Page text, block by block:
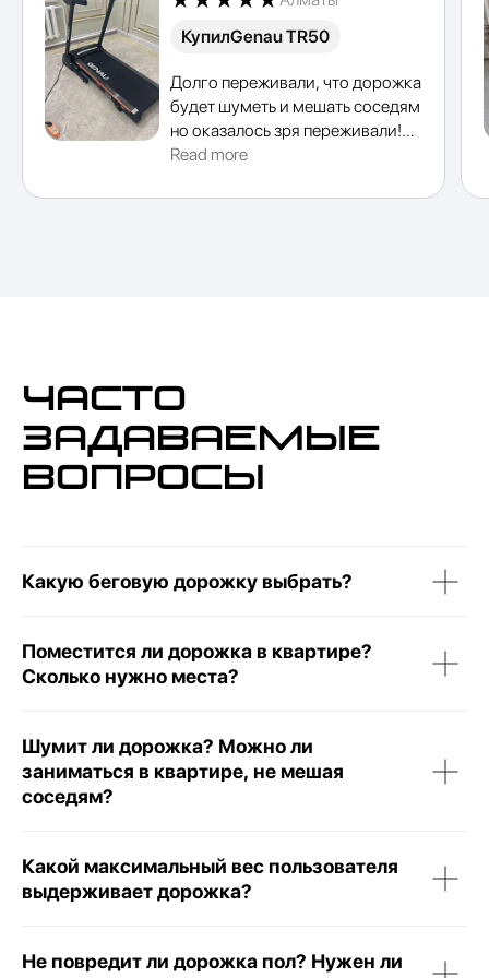
КупилGenau TR50
Долго переживали, что дорожка
будет шуметь и мешать соседям
но оказалось зря переживали!
При ходьбе работает тихо,
вечером. Качеством полностью
Read more
Часто
задаваемые
вопросы
Какую беговую дорожку выбрать?
Поместится ли дорожка в квартире?
Сколько нужно места?
Шумит ли дорожка? Можно ли
заниматься в квартире, не мешая
соседям?
Какой максимальный вес пользователя
выдерживает дорожка?
Не повредит ли дорожка пол? Нужен ли
Смотреть модели
Как купить
Гарантия и сервис
Блог
Политика конфиденциальности
ПОДДЕРЖКА
info@genau.kz
+7 708 372 7924
КОНТАКТЫ
КАТАЛОГ